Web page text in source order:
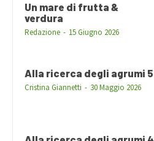
Un mare di frutta &
verdura
Redazione - 15 Giugno 2026
Alla ricerca degli agrumi 5
Cristina Giannetti - 30 Maggio 2026